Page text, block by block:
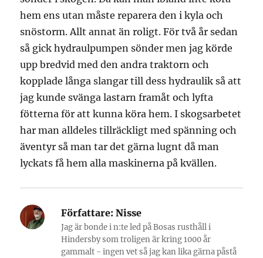
hem ens utan måste reparera den i kyla och
snöstorm. Allt annat än roligt. För två år sedan
så gick hydraulpumpen sönder men jag körde
upp bredvid med den andra traktorn och
kopplade långa slangar till dess hydraulik så att
jag kunde svänga lastarn framåt och lyfta
fötterna för att kunna köra hem. I skogsarbetet
har man alldeles tillräckligt med spänning och
äventyr så man tar det gärna lugnt då man
lyckats få hem alla maskinerna på kvällen.
Författare: Nisse
Jag är bonde i n:te led på Bosas rusthåll i
Hindersby som troligen är kring 1000 år
gammalt - ingen vet så jag kan lika gärna påstå